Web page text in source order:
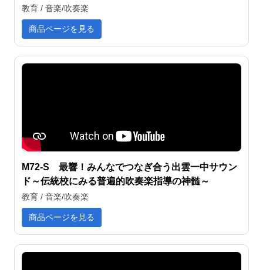
教育 / 音楽/吹奏楽
商品ページを見る
M72-S 最響！みんなでつなぎ合う出雲一中サウン
ド～伝統校にみる普遍的吹奏楽指導の神髄～
教育 / 音楽/吹奏楽
商品ページを見る